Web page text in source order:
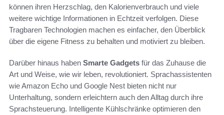
können ihren Herzschlag, den Kalorienverbrauch und viele
weitere wichtige Informationen in Echtzeit verfolgen. Diese
Tragbaren Technologien machen es einfacher, den Überblick
über die eigene Fitness zu behalten und motiviert zu bleiben.
Darüber hinaus haben Smarte Gadgets für das Zuhause die
Art und Weise, wie wir leben, revolutioniert. Sprachassistenten
wie Amazon Echo und Google Nest bieten nicht nur
Unterhaltung, sondern erleichtern auch den Alltag durch ihre
Sprachsteuerung. Intelligente Kühlschränke optimieren den